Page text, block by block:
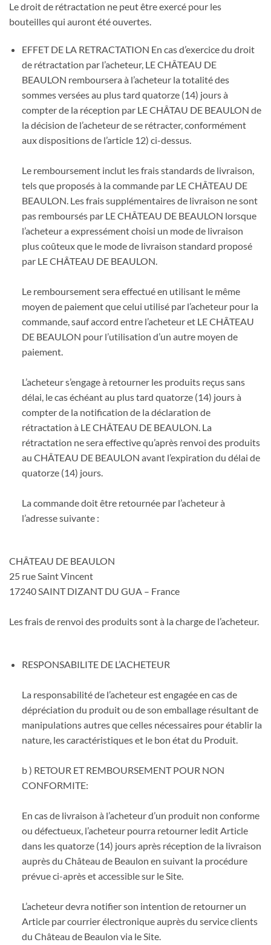
Le droit de rétractation ne peut être exercé pour les
bouteilles qui auront été ouvertes.
EFFET DE LA RETRACTATION En cas d’exercice du droit
de rétractation par l’acheteur, LE CHÂTEAU DE
BEAULON remboursera à l’acheteur la totalité des
sommes versées au plus tard quatorze (14) jours à
compter de la réception par LE CHÂTAU DE BEAULON de
la décision de l’acheteur de se rétracter, conformément
aux dispositions de l’article 12) ci-dessus.
Le remboursement inclut les frais standards de livraison,
tels que proposés à la commande par LE CHÂTEAU DE
BEAULON. Les frais supplémentaires de livraison ne sont
pas remboursés par LE CHÂTEAU DE BEAULON lorsque
l’acheteur a expressément choisi un mode de livraison
plus coûteux que le mode de livraison standard proposé
par LE CHÂTEAU DE BEAULON.
Le remboursement sera effectué en utilisant le même
moyen de paiement que celui utilisé par l’acheteur pour la
commande, sauf accord entre l’acheteur et LE CHÂTEAU
DE BEAULON pour l’utilisation d’un autre moyen de
paiement.
L’acheteur s’engage à retourner les produits reçus sans
délai, le cas échéant au plus tard quatorze (14) jours à
compter de la notification de la déclaration de
rétractation à LE CHÂTEAU DE BEAULON. La
rétractation ne sera effective qu’après renvoi des produits
au CHÂTEAU DE BEAULON avant l’expiration du délai de
quatorze (14) jours.
La commande doit être retournée par l’acheteur à
l’adresse suivante :
CHÂTEAU DE BEAULON
25 rue Saint Vincent
17240 SAINT DIZANT DU GUA – France
Les frais de renvoi des produits sont à la charge de l’acheteur.
RESPONSABILITE DE L’ACHETEUR
La responsabilité de l’acheteur est engagée en cas de
dépréciation du produit ou de son emballage résultant de
manipulations autres que celles nécessaires pour établir la
nature, les caractéristiques et le bon état du Produit.
b ) RETOUR ET REMBOURSEMENT POUR NON
CONFORMITE:
En cas de livraison à l’acheteur d’un produit non conforme
ou défectueux, l’acheteur pourra retourner ledit Article
dans les quatorze (14) jours après réception de la livraison
auprès du Château de Beaulon en suivant la procédure
prévue ci-après et accessible sur le Site.
L’acheteur devra notifier son intention de retourner un
Article par courrier électronique auprès du service clients
du Château de Beaulon via le Site.